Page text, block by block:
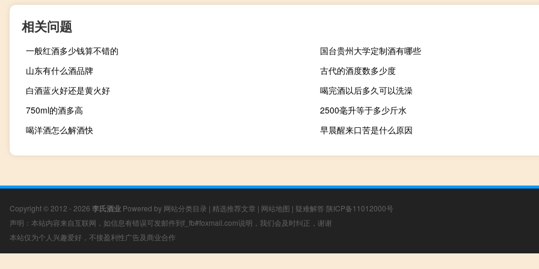
相关问题
一般红酒多少钱算不错的
国台贵州大学定制酒有哪些
山东有什么酒品牌
古代的酒度数多少度
白酒蓝火好还是黄火好
喝完酒以后多久可以洗澡
750ml的酒多高
2500毫升等于多少斤水
喝洋酒怎么解酒快
早晨醒来口苦是什么原因
Copyright © 2012 - 2026 李氏酒业 Powered by 网站分类目录 | 精选推荐文章 | 网站地图 | 疑难解答 陕ICP备11012000号
声明：本站内容来自互联网，如信息有错误可发邮件到f_fb#foxmail.com说明，我们会及时纠正，谢谢
本站仅为个人兴趣爱好，不接盈利性广告及商业合作